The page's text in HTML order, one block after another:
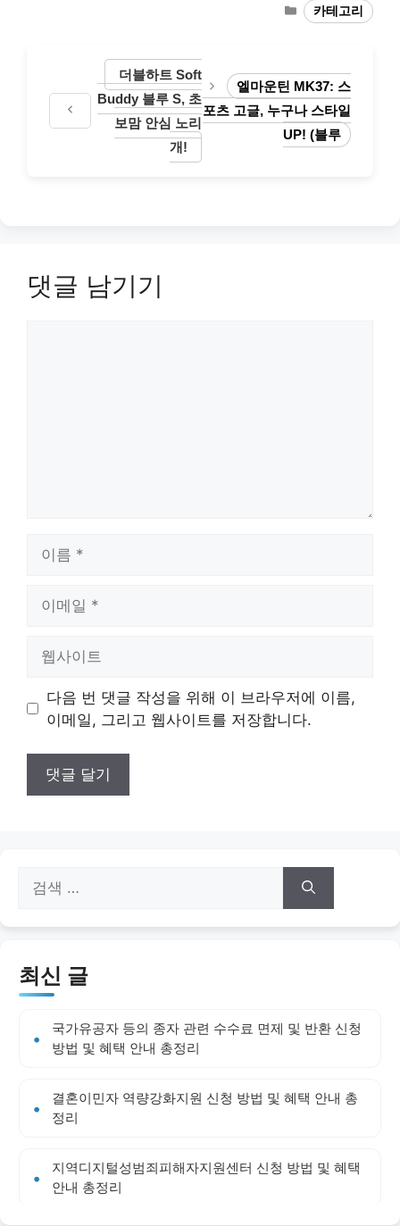
카
테
카테고리
더블하트 Soft
Buddy 블루 S, 초
보맘 안심 노리
개!
엘마운틴 MK37: 스
포츠 고글, 누구나 스타일
UP! (블루
댓글 남기기
트
다음 번 댓글 작성을 위해 이 브라우저에 이름,
이메일, 그리고 웹사이트를 저장합니다.
색:
최신 글
국가유공자 등의 종자 관련 수수료 면제 및 반환 신청
방법 및 혜택 안내 총정리
결혼이민자 역량강화지원 신청 방법 및 혜택 안내 총
정리
지역디지털성범죄피해자지원센터 신청 방법 및 혜택
안내 총정리